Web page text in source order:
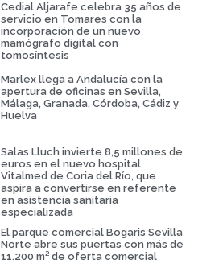
Cedial Aljarafe celebra 35 años de
servicio en Tomares con la
incorporación de un nuevo
mamógrafo digital con
tomosíntesis
Marlex llega a Andalucía con la
apertura de oficinas en Sevilla,
Málaga, Granada, Córdoba, Cádiz y
Huelva
Salas Lluch invierte 8,5 millones de
euros en el nuevo hospital
Vitalmed de Coria del Río, que
aspira a convertirse en referente
en asistencia sanitaria
especializada
El parque comercial Bogaris Sevilla
Norte abre sus puertas con más de
11.200 m² de oferta comercial